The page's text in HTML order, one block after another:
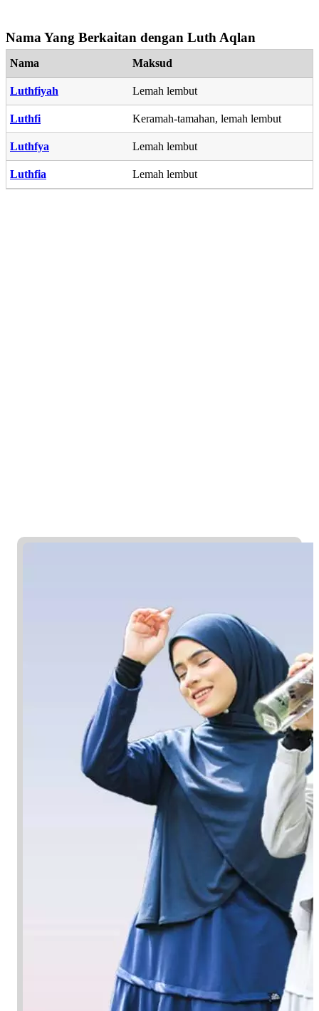
Nama Yang Berkaitan dengan Luth Aqlan
Nama Maksud
Luthfiyah Lemah lembut
Luthfi Keramah-tamahan, lemah lembut
Luthfya Lemah lembut
Luthfia Lemah lembut